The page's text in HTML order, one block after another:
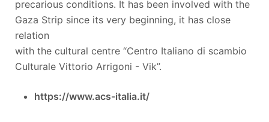
precarious conditions. It has been involved with the
Gaza Strip since its very beginning, it has close
relation
with the cultural centre “Centro Italiano di scambio
Culturale Vittorio Arrigoni - Vik”.
https://www.acs-italia.it/